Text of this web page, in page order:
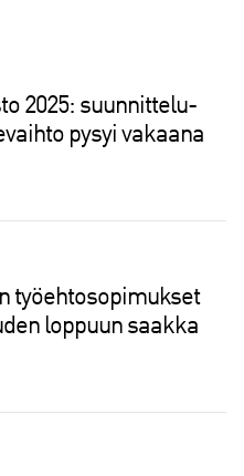
2025: suunnittelu-
pysyi vakaana
työehtosopimukset
loppuun saakka